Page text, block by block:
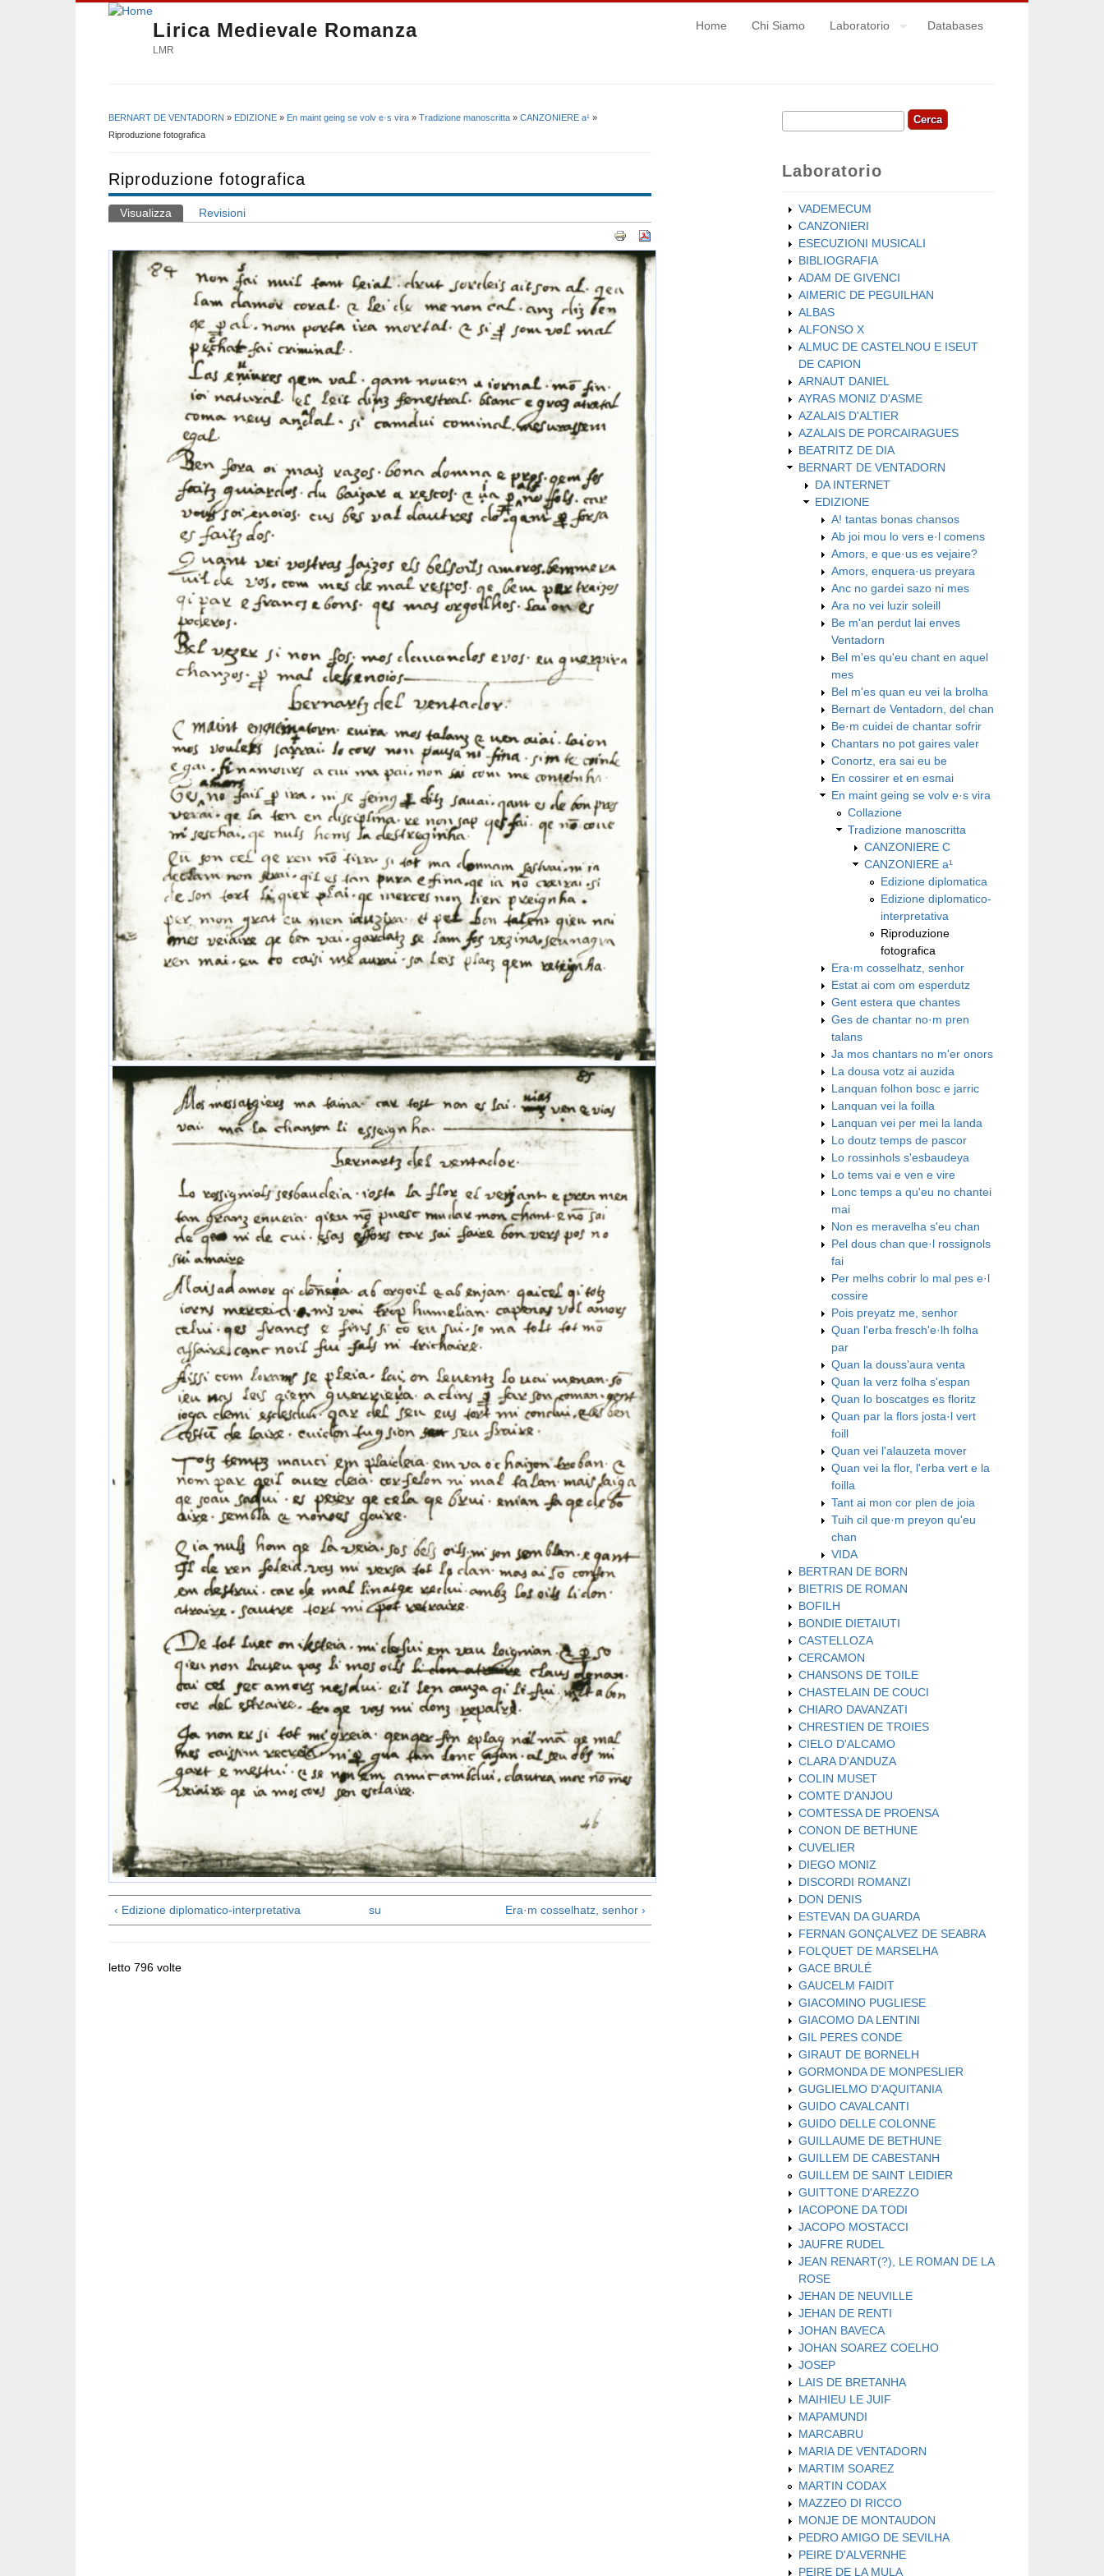
Lirica Medievale Romanza
LMR
Home Chi Siamo Laboratorio Databases
Tu sei qui
BERNART DE VENTADORN » EDIZIONE » En maint geing se volv e·s vira » Tradizione manoscritta » CANZONIERE a¹ »
Riproduzione fotografica
Riproduzione fotografica
Schede primarie
Visualizza (scheda attiva)
Revisioni
‹ Edizione diplomatico-interpretativa su Era·m cosselhatz, senhor ›
letto 796 volte
Form di ricerca
Cerca
Laboratorio
VADEMECUM
CANZONIERI
ESECUZIONI MUSICALI
BIBLIOGRAFIA
ADAM DE GIVENCI
AIMERIC DE PEGUILHAN
ALBAS
ALFONSO X
ALMUC DE CASTELNOU E ISEUT
DE CAPION
ARNAUT DANIEL
AYRAS MONIZ D'ASME
AZALAIS D'ALTIER
AZALAIS DE PORCAIRAGUES
BEATRITZ DE DIA
BERNART DE VENTADORN
DA INTERNET
EDIZIONE
A! tantas bonas chansos
Ab joi mou lo vers e·l comens
Amors, e que·us es vejaire?
Amors, enquera·us preyara
Anc no gardei sazo ni mes
Ara no vei luzir soleill
Be m'an perdut lai enves
Ventadorn
Bel m'es qu'eu chant en aquel
mes
Bel m'es quan eu vei la brolha
Bernart de Ventadorn, del chan
Be·m cuidei de chantar sofrir
Chantars no pot gaires valer
Conortz, era sai eu be
En cossirer et en esmai
En maint geing se volv e·s vira
Collazione
Tradizione manoscritta
CANZONIERE C
CANZONIERE a¹
Edizione diplomatica
Edizione diplomatico-
interpretativa
Riproduzione
fotografica
Era·m cosselhatz, senhor
Estat ai com om esperdutz
Gent estera que chantes
Ges de chantar no·m pren
talans
Ja mos chantars no m'er onors
La dousa votz ai auzida
Lanquan folhon bosc e jarric
Lanquan vei la foilla
Lanquan vei per mei la landa
Lo doutz temps de pascor
Lo rossinhols s'esbaudeya
Lo tems vai e ven e vire
Lonc temps a qu'eu no chantei
mai
Non es meravelha s'eu chan
Pel dous chan que·l rossignols
fai
Per melhs cobrir lo mal pes e·l
cossire
Pois preyatz me, senhor
Quan l'erba fresch'e·lh folha
par
Quan la douss'aura venta
Quan la verz folha s'espan
Quan lo boscatges es floritz
Quan par la flors josta·l vert
foill
Quan vei l'alauzeta mover
Quan vei la flor, l'erba vert e la
foilla
Tant ai mon cor plen de joia
Tuih cil que·m preyon qu'eu
chan
VIDA
BERTRAN DE BORN
BIETRIS DE ROMAN
BOFILH
BONDIE DIETAIUTI
CASTELLOZA
CERCAMON
CHANSONS DE TOILE
CHASTELAIN DE COUCI
CHIARO DAVANZATI
CHRESTIEN DE TROIES
CIELO D'ALCAMO
CLARA D'ANDUZA
COLIN MUSET
COMTE D'ANJOU
COMTESSA DE PROENSA
CONON DE BETHUNE
CUVELIER
DIEGO MONIZ
DISCORDI ROMANZI
DON DENIS
ESTEVAN DA GUARDA
FERNAN GONÇALVEZ DE SEABRA
FOLQUET DE MARSELHA
GACE BRULÉ
GAUCELM FAIDIT
GIACOMINO PUGLIESE
GIACOMO DA LENTINI
GIL PERES CONDE
GIRAUT DE BORNELH
GORMONDA DE MONPESLIER
GUGLIELMO D'AQUITANIA
GUIDO CAVALCANTI
GUIDO DELLE COLONNE
GUILLAUME DE BETHUNE
GUILLEM DE CABESTANH
GUILLEM DE SAINT LEIDIER
GUITTONE D'AREZZO
IACOPONE DA TODI
JACOPO MOSTACCI
JAUFRE RUDEL
JEAN RENART(?), LE ROMAN DE LA
ROSE
JEHAN DE NEUVILLE
JEHAN DE RENTI
JOHAN BAVECA
JOHAN SOAREZ COELHO
JOSEP
LAIS DE BRETANHA
MAIHIEU LE JUIF
MAPAMUNDI
MARCABRU
MARIA DE VENTADORN
MARTIM SOAREZ
MARTIN CODAX
MAZZEO DI RICCO
MONJE DE MONTAUDON
PEDRO AMIGO DE SEVILHA
PEIRE D'ALVERNHE
PEIRE DE LA MULA